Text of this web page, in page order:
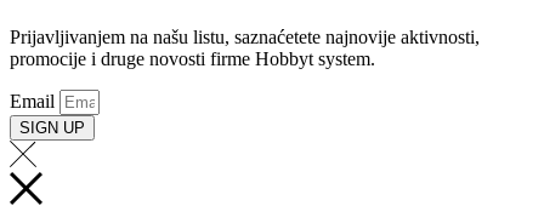
Prijavljivanjem na našu listu, saznaćetete najnovije aktivnosti,
promocije i druge novosti firme Hobbyt system.
Email
SIGN UP